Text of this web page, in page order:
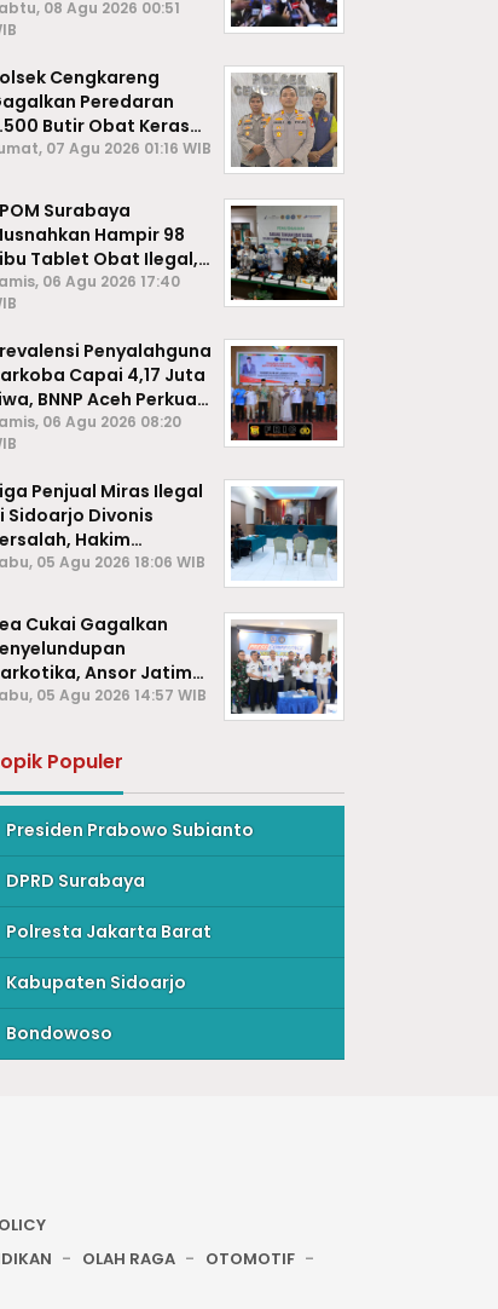
Sigit Dipastikan
08 Agu 2026 00:51
Cengkareng
Peredaran
Butir Obat Keras
G, Satu Pengedar
07 Agu 2026 01:16 WIB
Surabaya
Hampir 98
Tablet Obat Ilegal,
Penyalahgunaan
Kalangan Pelajar
06 Agu 2026 17:40
Penyalahguna
Capai 4,17 Juta
BNNP Aceh Perkuat
di Subulussalam
06 Agu 2026 08:20
Penjual Miras Ilegal
Sidoarjo Divonis
Hakim
Denda hingga
05 Agu 2026 18:06 WIB
Cukai Gagalkan
Ansor Jatim
Tak Kalah dari
05 Agu 2026 14:57 WIB
Populer
Presiden Prabowo Subianto
DPRD Surabaya
Polresta Jakarta Barat
Kabupaten Sidoarjo
Bondowoso
OLAH RAGA
OTOMOTIF